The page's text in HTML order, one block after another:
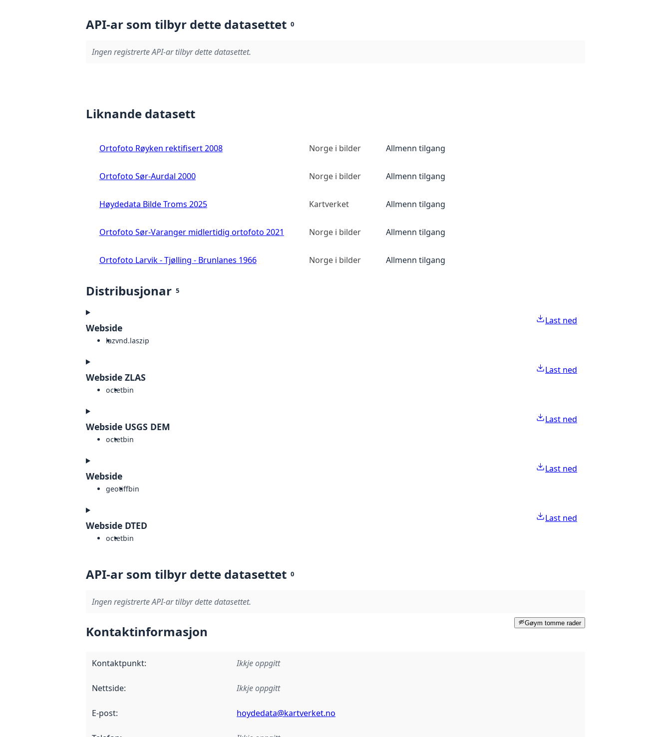
API-ar som tilbyr dette datasettet 0
Ingen registrerte API-ar tilbyr dette datasettet.
Liknande datasett
Ortofoto Røyken rektifisert 2008 Norge i bilder Allmenn tilgang
Ortofoto Sør-Aurdal 2000 Norge i bilder Allmenn tilgang
Høydedata Bilde Troms 2025 Kartverket Allmenn tilgang
Ortofoto Sør-Varanger midlertidig ortofoto 2021 Norge i bilder Allmenn tilgang
Ortofoto Larvik - Tjølling - Brunlanes 1966 Norge i bilder Allmenn tilgang
Distribusjonar 5
Webside
lazvnd.laszip
Last ned
Webside ZLAS
octetbin
Last ned
Webside USGS DEM
octetbin
Last ned
Webside
geotiffbin
Last ned
Webside DTED
octetbin
Last ned
API-ar som tilbyr dette datasettet 0
Ingen registrerte API-ar tilbyr dette datasettet.
Gøym tomme rader
Kontaktinformasjon
Kontaktpunkt: Ikkje oppgitt
Nettside: Ikkje oppgitt
E-post: hoydedata@kartverket.no